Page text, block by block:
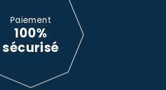
Paiement
100%
sécurisé